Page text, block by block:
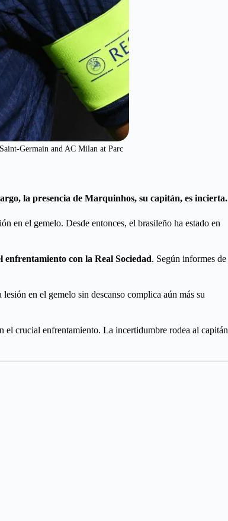
Germain and AC Milan at Parc
la presencia de Marquinhos, su capitán, es incierta.
en el gemelo. Desde entonces, el brasileño ha estado en
enfrentamiento con la Real Sociedad. Según informes de
en el gemelo sin descanso complica aún más su
el crucial enfrentamiento. La incertidumbre rodea al capitán